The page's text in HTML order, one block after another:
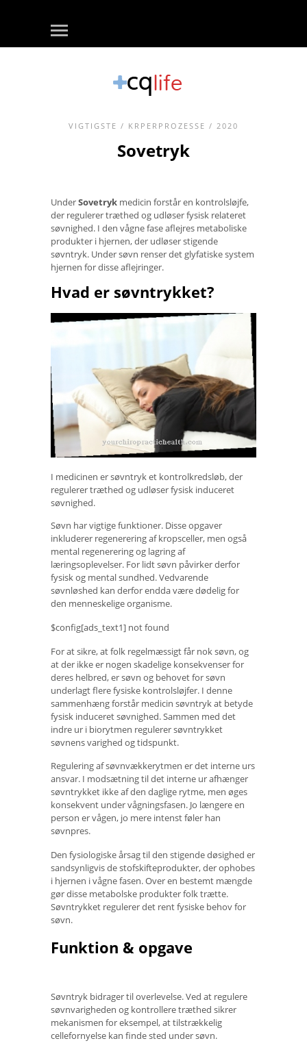
VIGTIGSTE / KRPERPROZESSE / 2020
Sovetryk
UnderSovetryk medicin forstår en kontrolsløjfe,
der regulerer træthed og udløser fysisk relateret
søvnighed. I den vågne fase aflejres metaboliske
produkter i hjernen, der udløser stigende
søvntryk. Under søvn renser det glyfatiske system
hjernen for disse aflejringer.
Hvad er søvntrykket?
I medicinen er søvntryk et kontrolkredsløb, der
regulerer træthed og udløser fysisk induceret
søvnighed.
Søvn har vigtige funktioner. Disse opgaver
inkluderer regenerering af kropsceller, men også
mental regenerering og lagring af
læringsoplevelser. For lidt søvn påvirker derfor
fysisk og mental sundhed. Vedvarende
søvnløshed kan derfor endda være dødelig for
den menneskelige organisme.
$config[ads_text1] not found
For at sikre, at folk regelmæssigt får nok søvn, og
at der ikke er nogen skadelige konsekvenser for
deres helbred, er søvn og behovet for søvn
underlagt flere fysiske kontrolsløjfer. I denne
sammenhæng forstår medicin søvntryk at betyde
fysisk induceret søvnighed. Sammen med det
indre ur i biorytmen regulerer søvntrykket
søvnens varighed og tidspunkt.
Regulering af søvnvækkerytmen er det interne urs
ansvar. I modsætning til det interne ur afhænger
søvntrykket ikke af den daglige rytme, men øges
konsekvent under vågningsfasen. Jo længere en
person er vågen, jo mere intenst føler han
søvnpres.
Den fysiologiske årsag til den stigende døsighed er
sandsynligvis de stofskifteprodukter, der ophobes
i hjernen i vågne fasen. Over en bestemt mængde
gør disse metabolske produkter folk trætte.
Søvntrykket regulerer det rent fysiske behov for
søvn.
Funktion & opgave
Søvntryk bidrager til overlevelse. Ved at regulere
søvnvarigheden og kontrollere træthed sikrer
mekanismen for eksempel, at tilstrækkelig
cellefornyelse kan finde sted under søvn.